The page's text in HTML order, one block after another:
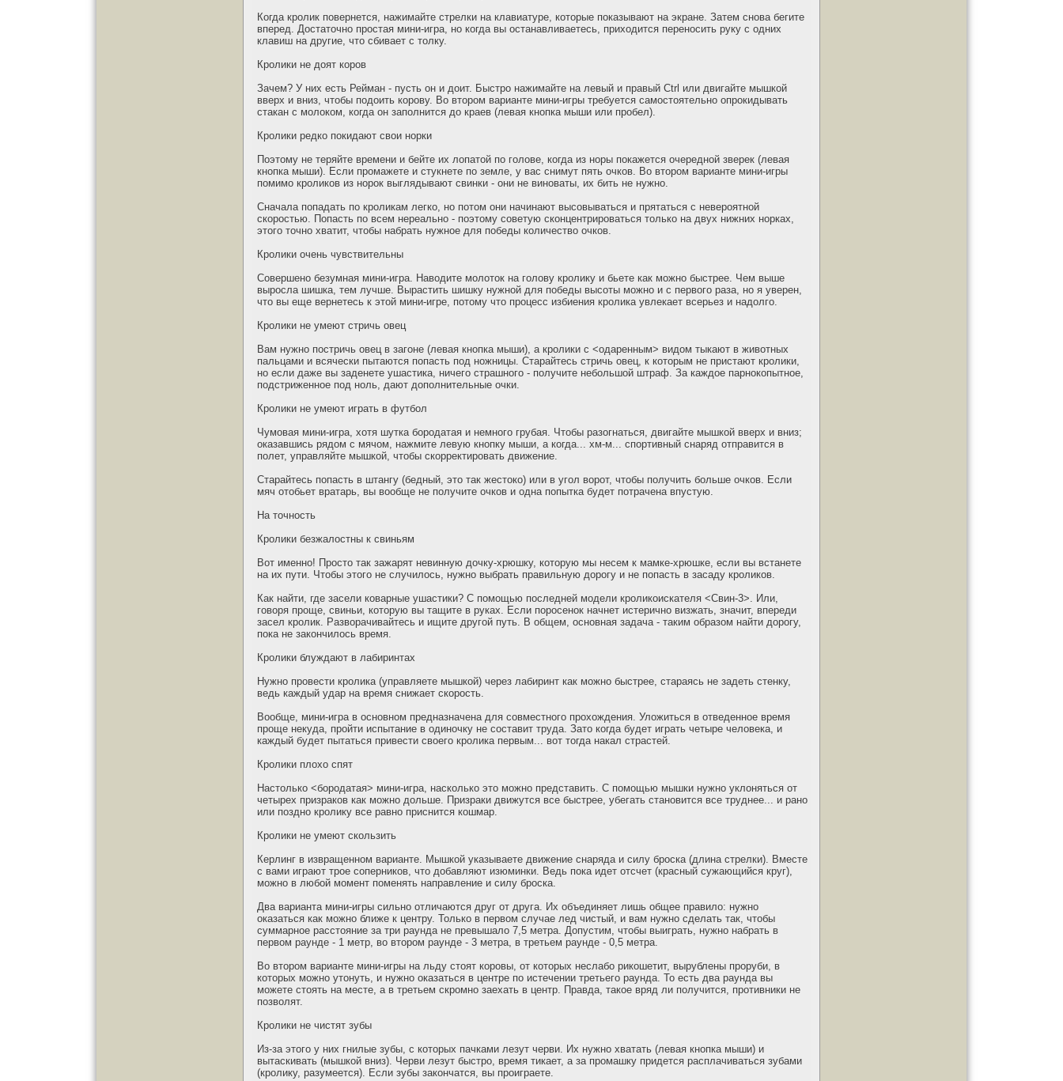
Когда кролик повернется, нажимайте стрелки на клавиатуре, которые показывают на экране. Затем снова бегите
вперед. Достаточно простая мини-игра, но когда вы останавливаетесь, приходится переносить руку с одних
клавиш на другие, что сбивает с толку.
Кролики не доят коров
Зачем? У них есть Рейман - пусть он и доит. Быстро нажимайте на левый и правый Ctrl или двигайте мышкой
вверх и вниз, чтобы подоить корову. Во втором варианте мини-игры требуется самостоятельно опрокидывать
стакан с молоком, когда он заполнится до краев (левая кнопка мыши или пробел).
Кролики редко покидают свои норки
Поэтому не теряйте времени и бейте их лопатой по голове, когда из норы покажется очередной зверек (левая
кнопка мыши). Если промажете и стукнете по земле, у вас снимут пять очков. Во втором варианте мини-игры
помимо кроликов из норок выглядывают свинки - они не виноваты, их бить не нужно.
Сначала попадать по кроликам легко, но потом они начинают высовываться и прятаться с невероятной
скоростью. Попасть по всем нереально - поэтому советую сконцентрироваться только на двух нижних норках,
этого точно хватит, чтобы набрать нужное для победы количество очков.
Кролики очень чувствительны
Совершено безумная мини-игра. Наводите молоток на голову кролику и бьете как можно быстрее. Чем выше
выросла шишка, тем лучше. Вырастить шишку нужной для победы высоты можно и с первого раза, но я уверен,
что вы еще вернетесь к этой мини-игре, потому что процесс избиения кролика увлекает всерьез и надолго.
Кролики не умеют стричь овец
Вам нужно постричь овец в загоне (левая кнопка мыши), а кролики с <одаренным> видом тыкают в животных
пальцами и всячески пытаются попасть под ножницы. Старайтесь стричь овец, к которым не пристают кролики,
но если даже вы заденете ушастика, ничего страшного - получите небольшой штраф. За каждое парнокопытное,
подстриженное под ноль, дают дополнительные очки.
Кролики не умеют играть в футбол
Чумовая мини-игра, хотя шутка бородатая и немного грубая. Чтобы разогнаться, двигайте мышкой вверх и вниз;
оказавшись рядом с мячом, нажмите левую кнопку мыши, а когда... хм-м... спортивный снаряд отправится в
полет, управляйте мышкой, чтобы скорректировать движение.
Старайтесь попасть в штангу (бедный, это так жестоко) или в угол ворот, чтобы получить больше очков. Если
мяч отобьет вратарь, вы вообще не получите очков и одна попытка будет потрачена впустую.
На точность
Кролики безжалостны к свиньям
Вот именно! Просто так зажарят невинную дочку-хрюшку, которую мы несем к мамке-хрюшке, если вы встанете
на их пути. Чтобы этого не случилось, нужно выбрать правильную дорогу и не попасть в засаду кроликов.
Как найти, где засели коварные ушастики? С помощью последней модели кроликоискателя <Свин-3>. Или,
говоря проще, свиньи, которую вы тащите в руках. Если поросенок начнет истерично визжать, значит, впереди
засел кролик. Разворачивайтесь и ищите другой путь. В общем, основная задача - таким образом найти дорогу,
пока не закончилось время.
Кролики блуждают в лабиринтах
Нужно провести кролика (управляете мышкой) через лабиринт как можно быстрее, стараясь не задеть стенку,
ведь каждый удар на время снижает скорость.
Вообще, мини-игра в основном предназначена для совместного прохождения. Уложиться в отведенное время
проще некуда, пройти испытание в одиночку не составит труда. Зато когда будет играть четыре человека, и
каждый будет пытаться привести своего кролика первым... вот тогда накал страстей.
Кролики плохо спят
Настолько <бородатая> мини-игра, насколько это можно представить. С помощью мышки нужно уклоняться от
четырех призраков как можно дольше. Призраки движутся все быстрее, убегать становится все труднее... и рано
или поздно кролику все равно приснится кошмар.
Кролики не умеют скользить
Керлинг в извращенном варианте. Мышкой указываете движение снаряда и силу броска (длина стрелки). Вместе
с вами играют трое соперников, что добавляют изюминки. Ведь пока идет отсчет (красный сужающийся круг),
можно в любой момент поменять направление и силу броска.
Два варианта мини-игры сильно отличаются друг от друга. Их объединяет лишь общее правило: нужно
оказаться как можно ближе к центру. Только в первом случае лед чистый, и вам нужно сделать так, чтобы
суммарное расстояние за три раунда не превышало 7,5 метра. Допустим, чтобы выиграть, нужно набрать в
первом раунде - 1 метр, во втором раунде - 3 метра, в третьем раунде - 0,5 метра.
Во втором варианте мини-игры на льду стоят коровы, от которых неслабо рикошетит, вырублены проруби, в
которых можно утонуть, и нужно оказаться в центре по истечении третьего раунда. То есть два раунда вы
можете стоять на месте, а в третьем скромно заехать в центр. Правда, такое вряд ли получится, противники не
позволят.
Кролики не чистят зубы
Из-за этого у них гнилые зубы, с которых пачками лезут черви. Их нужно хватать (левая кнопка мыши) и
вытаскивать (мышкой вниз). Черви лезут быстро, время тикает, а за промашку придется расплачиваться зубами
(кролику, разумеется). Если зубы закончатся, вы проиграете.